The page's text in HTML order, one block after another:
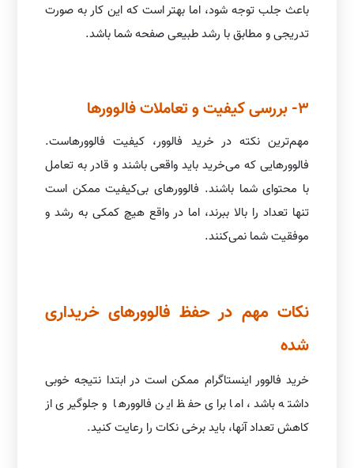
باعث جلب توجه شود، اما بهتر است که این کار به صورت
تدریجی و مطابق با رشد طبیعی صفحه شما باشد.
3- بررسی کیفیت و تعاملات فالوورها
مهم‌ترین نکته در خرید فالوور، کیفیت فالوورهاست.
فالوورهایی که می‌خرید باید واقعی باشند و قادر به تعامل
با محتوای شما باشند. فالوورهای بی‌کیفیت ممکن است
تنها تعداد را بالا ببرند، اما در واقع هیچ کمکی به رشد و
موفقیت شما نمی‌کنند.
نکات مهم در حفظ فالوورهای خریداری
شده
خرید فالوور اینستاگرام ممکن است در ابتدا نتیجه خوبی
داشته باشد، اما برای حفظ این فالوورها و جلوگیری از
کاهش تعداد آنها، باید برخی نکات را رعایت کنید.